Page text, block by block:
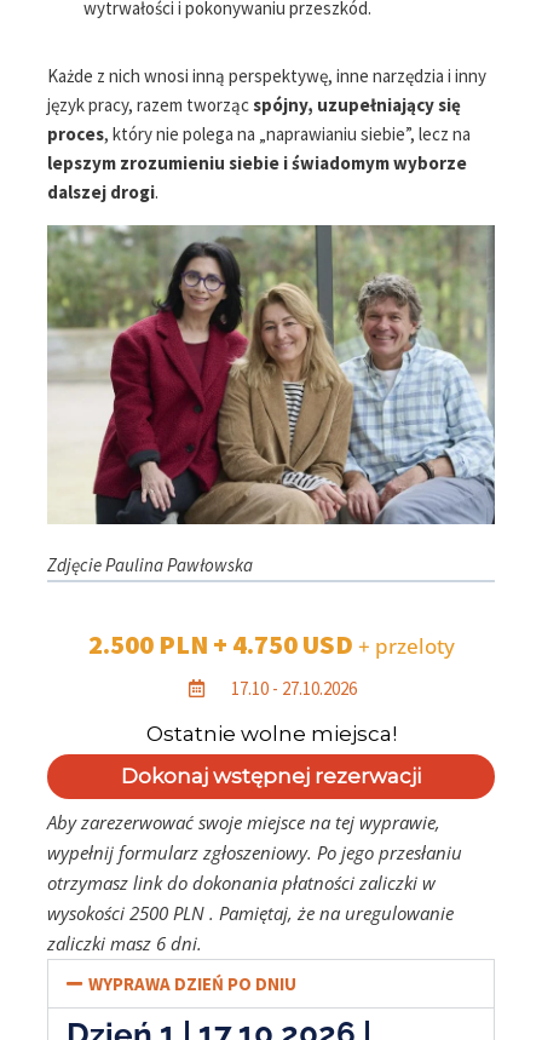
wytrwałości i pokonywaniu przeszkód.
Każde z nich wnosi inną perspektywę, inne narzędzia i inny
język pracy, razem tworzącspójny, uzupełniający się
proces, który nie polega na „naprawianiu siebie”, lecz na
lepszym zrozumieniu siebie i świadomym wyborze
dalszej drogi.
Zdjęcie Paulina Pawłowska
2.500 PLN + 4.750 USD + przeloty
17.10 - 27.10.2026
Aby zarezerwować swoje miejsce na tej wyprawie,
wypełnij formularz zgłoszeniowy. Po jego przesłaniu
otrzymasz link do dokonania płatności zaliczki w
wysokości 2500 PLN . Pamiętaj, że na uregulowanie
zaliczki masz 6 dni.
WYPRAWA DZIEŃ PO DNIU